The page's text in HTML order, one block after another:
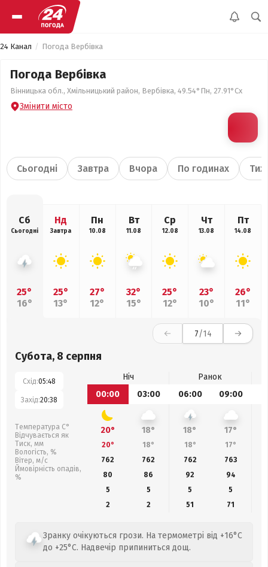
24 Канал Погода Вербівка
Погода Вербівка
Вінницька обл., Хмільницький район, Вербівка, 49.54°Пн, 27.91°Сх
Змінити місто
Сьогодні Завтра Вчора По годинах
Сб
Сьогодні
25°
16°
Нд
Завтра
25°
13°
Пн
10.08
27°
12°
Вт
11.08
32°
15°
Ср
12.08
25°
12°
Чт
13.08
23°
10°
Пт
14.08
26°
11°
7/14
Субота, 8 серпня
Схід:05:48
Захід:20:38
Температура С°
Відчувається як
Тиск, мм
Вологість, %
Вітер, м/с
Ймовірність опадів,
%
Ніч
Ранок
00:00
03:00 06:00 09:00
20° 18° 18° 17°
20° 18° 18° 17°
762
762 762 763
80
86 92 94
5
5 5
5
2
2 51 71
Зранку очікуються грози. На термометрі від +16°C
до +25°C. Надвечір припиниться дощ.